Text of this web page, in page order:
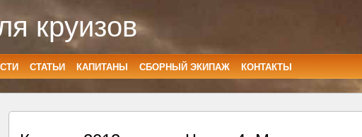
круизов
СТАТЬИ КАПИТАНЫ СБОРНЫЙ ЭКИПАЖ КОНТАКТЫ